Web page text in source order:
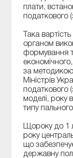
плати,
податкового
Така
органом
формування
економічного,
за
Міністрів
податкового
моделі, року
типу
Щороку до 1
року
що
державну